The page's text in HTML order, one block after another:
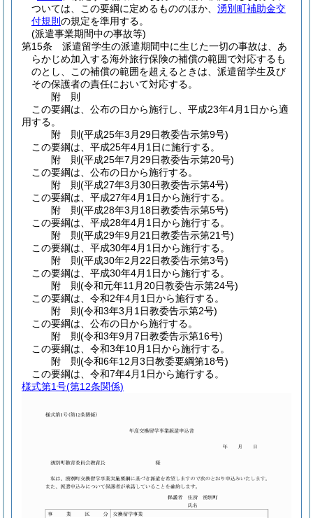
ついては、この要綱に定めるもののほか、 湧別町補助金交
付規則 の規定を準用する。
(派遣事業期間中の事故等)
第15条
派遣留学生の派遣期間中に生じた一切の事故は、あ
らかじめ加入する海外旅行保険の補償の範囲で対応するも
のとし、この補償の範囲を超えるときは、派遣留学生及び
その保護者の責任において対応する。
附 則
この要綱は、公布の日から施行し、平成23年4月1日から適
用する。
附 則(平成25年3月29日教委告示第9号)
この要綱は、平成25年4月1日に施行する。
附 則(平成25年7月29日教委告示第20号)
この要綱は、公布の日から施行する。
附 則(平成27年3月30日教委告示第4号)
この要綱は、平成27年4月1日から施行する。
附 則(平成28年3月18日教委告示第5号)
この要綱は、平成28年4月1日から施行する。
附 則(平成29年9月21日教委告示第21号)
この要綱は、平成30年4月1日から施行する。
附 則(平成30年2月22日教委告示第3号)
この要綱は、平成30年4月1日から施行する。
附 則(令和元年11月20日教委告示第24号)
この要綱は、令和2年4月1日から施行する。
附 則(令和3年3月1日教委告示第2号)
この要綱は、公布の日から施行する。
附 則(令和3年9月7日教委告示第16号)
この要綱は、令和3年10月1日から施行する。
附 則(令和6年12月3日教委要綱第18号)
この要綱は、令和7年4月1日から施行する。
様式第1号(第12条関係)